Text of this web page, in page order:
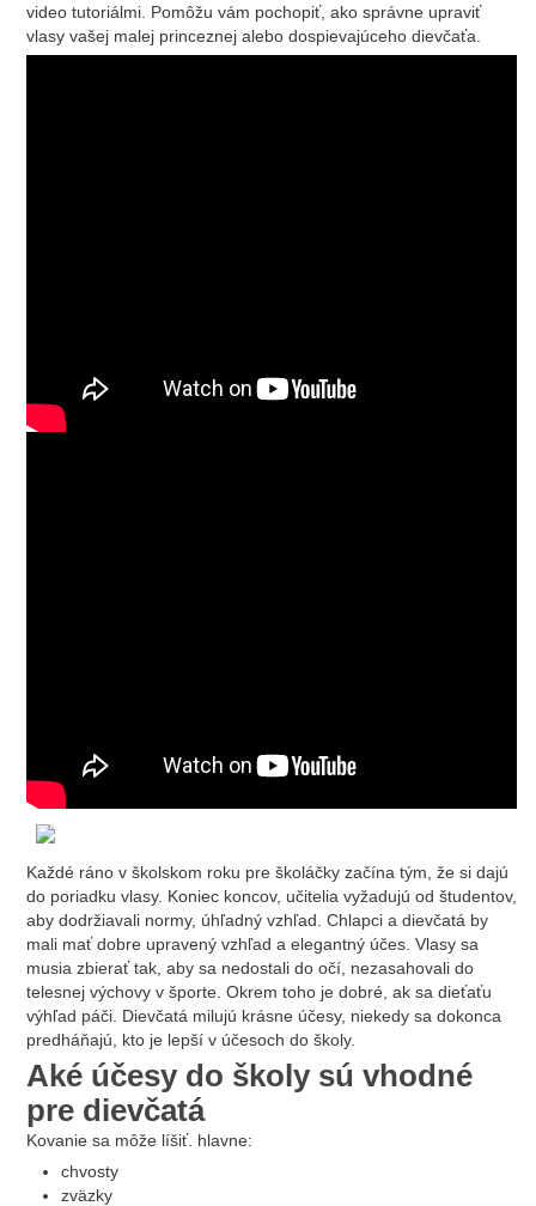
video tutoriálmi. Pomôžu vám pochopiť, ako správne upraviť
vlasy vašej malej princeznej alebo dospievajúceho dievčaťa.
Každé ráno v školskom roku pre školáčky začína tým, že si dajú
do poriadku vlasy. Koniec koncov, učitelia vyžadujú od študentov,
aby dodržiavali normy, úhľadný vzhľad. Chlapci a dievčatá by
mali mať dobre upravený vzhľad a elegantný účes. Vlasy sa
musia zbierať tak, aby sa nedostali do očí, nezasahovali do
telesnej výchovy v športe. Okrem toho je dobré, ak sa dieťaťu
výhľad páči. Dievčatá milujú krásne účesy, niekedy sa dokonca
predháňajú, kto je lepší v účesoch do školy.
Aké účesy do školy sú vhodné
pre dievčatá
Kovanie sa môže líšiť. hlavne:
chvosty
zväzky